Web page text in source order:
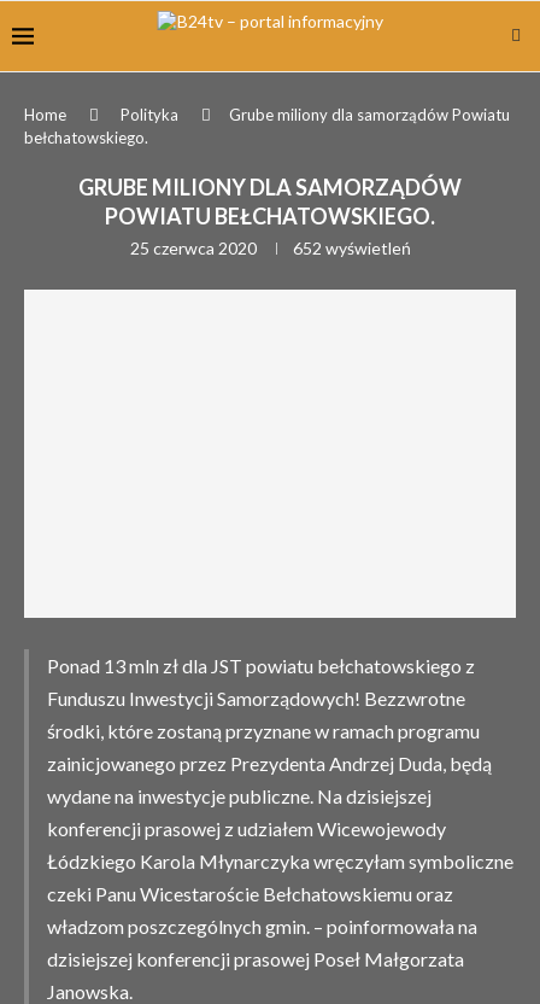
Home Polityka
Grube miliony dla samorządów Powiatu
bełchatowskiego.
GRUBE MILIONY DLA SAMORZĄDÓW
POWIATU BEŁCHATOWSKIEGO.
25 czerwca 2020 652 wyświetleń
Ponad 13 mln zł dla JST powiatu bełchatowskiego z
Funduszu Inwestycji Samorządowych! Bezzwrotne
środki, które zostaną przyznane w ramach programu
zainicjowanego przez Prezydenta Andrzej Duda, będą
wydane na inwestycje publiczne. Na dzisiejszej
konferencji prasowej z udziałem Wicewojewody
Łódzkiego Karola Młynarczyka wręczyłam symboliczne
czeki Panu Wicestaroście Bełchatowskiemu oraz
władzom poszczególnych gmin. – poinformowała na
dzisiejszej konferencji prasowej Poseł Małgorzata
Janowska.